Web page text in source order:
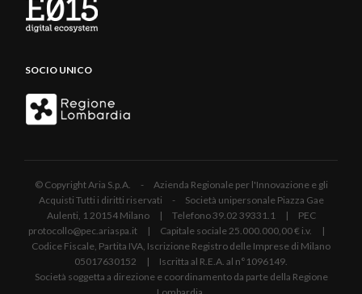
SOCIO UNICO
© Copyright Aria S.p.A. - Azienda Regionale per l'Innovazione e gli
Acquisti Tutti i diritti riservati - Società unipersonale Piazza Gae
Aulenti, 1 20154 Milano | Telefono 39.02 39331.1 | PEC
protocollo@pec.ariaspa.it | Capitale sociale 25.000.000,00 € i.v. |
Codice Fiscale, Partita IVA, Iscrizione Registro delle Imprese di Milano
05017630152 | Iscritta al R.E.A. al n°1096149.
Società soggetta a direzione e coordinamento da parte della Regione